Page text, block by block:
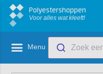
Polyestershoppen
Voor alles wat kleeft!
Menu Zoek